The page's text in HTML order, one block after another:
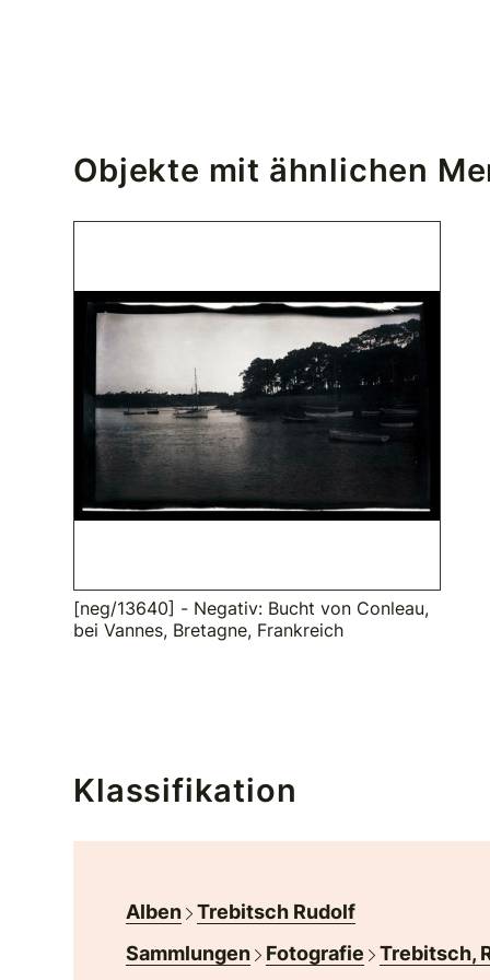
Objekte mit ähnlichen
[neg/13640] - Negativ: Bucht von Conleau,
bei Vannes, Bretagne, Frankreich
Klassifikation
Alben
Trebitsch Rudolf
Sammlungen
Fotografie Trebitsch,